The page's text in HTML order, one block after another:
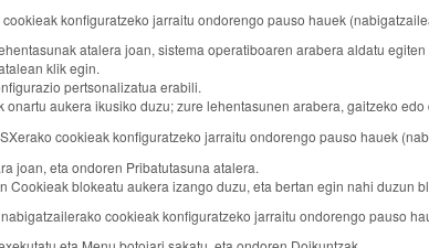
konfiguratzeko jarraitu ondorengo pauso hauek
atalera joan, sistema operatiboaren arabera aldatu egiten
klik egin.
pertsonalizatua erabili.
onartu aukera ikusiko duzu; zure lehentasunen arabera, gaitzeko
cookieak konfiguratzeko jarraitu ondorengo pauso hauek
joan, eta ondoren Pribatutasuna atalera.
Cookieak blokeatu aukera izango duzu, eta bertan egin nahi duzun
cookieak konfiguratzeko jarraitu ondorengo pauso